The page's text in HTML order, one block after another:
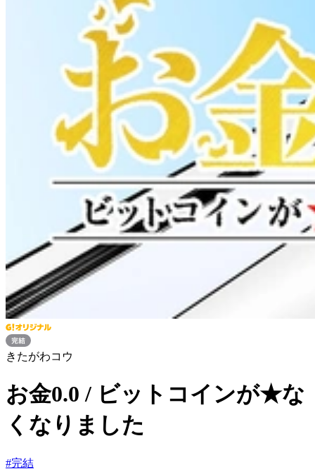
きたがわコウ
お金0.0 / ビットコインが★な
くなりました
#完結